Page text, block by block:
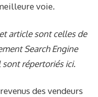
voie.
article sont celles de
Search Engine
sont répertoriés ici.
des vendeurs